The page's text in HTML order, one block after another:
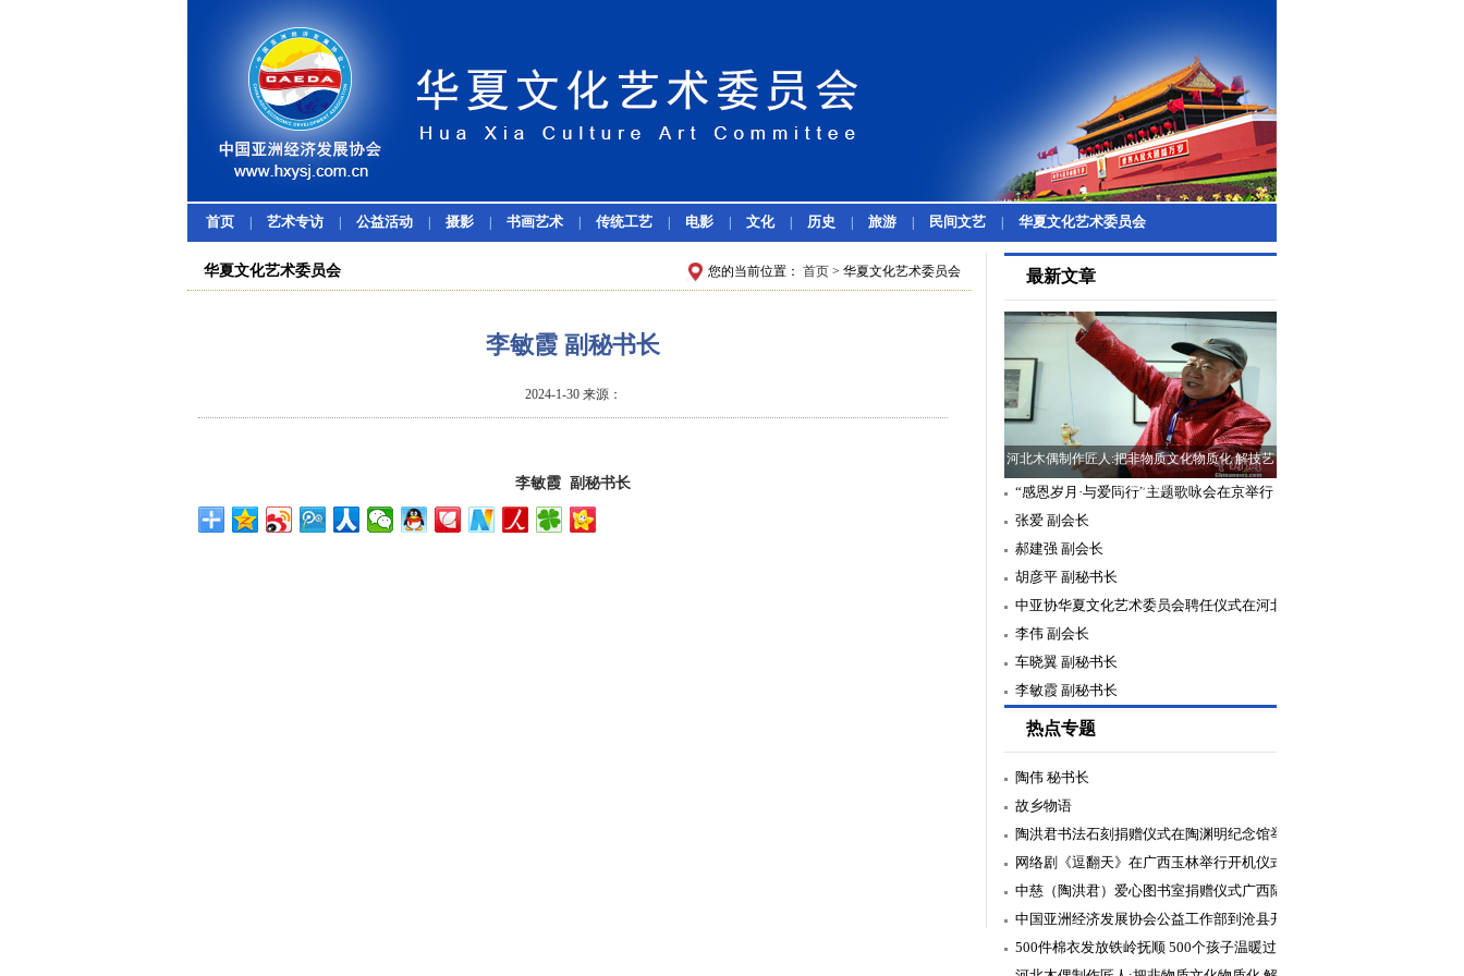
首页 艺术专访 公益活动 摄影 书画艺术 传统工艺 电影 文化 历史 旅游 民间文艺 华夏文化艺术委员会
您的当前位置： 首页 > 华夏文化艺术委员会
华夏文化艺术委员会
李敏霞 副秘书长
2024-1-30 来源：
李敏霞 副秘书长
最新文章
河北木偶制作匠人:把非物质文化物质化 解技艺
传承难题
“感恩岁月·与爱同行”主题歌咏会在京举行
张爱 副会长
郝建强 副会长
胡彦平 副秘书长
中亚协华夏文化艺术委员会聘任仪式在河北
邯郸举行
李伟 副会长
车晓翼 副秘书长
李敏霞 副秘书长
热点专题
陶伟 秘书长
故乡物语
陶洪君书法石刻捐赠仪式在陶渊明纪念馆举
行
网络剧《逗翻天》在广西玉林举行开机仪式
中慈（陶洪君）爱心图书室捐赠仪式广西陆
川举行
中国亚洲经济发展协会公益工作部到沧县开
展“2020暖冬”捐赠活动
500件棉衣发放铁岭抚顺 500个孩子温暖过